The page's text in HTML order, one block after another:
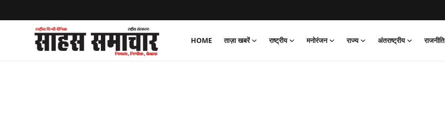
HOME ताज़ा खबरें राष्ट्रीय मनोरंजन राज्य अंतराष्ट्रीय राजनीति
Register